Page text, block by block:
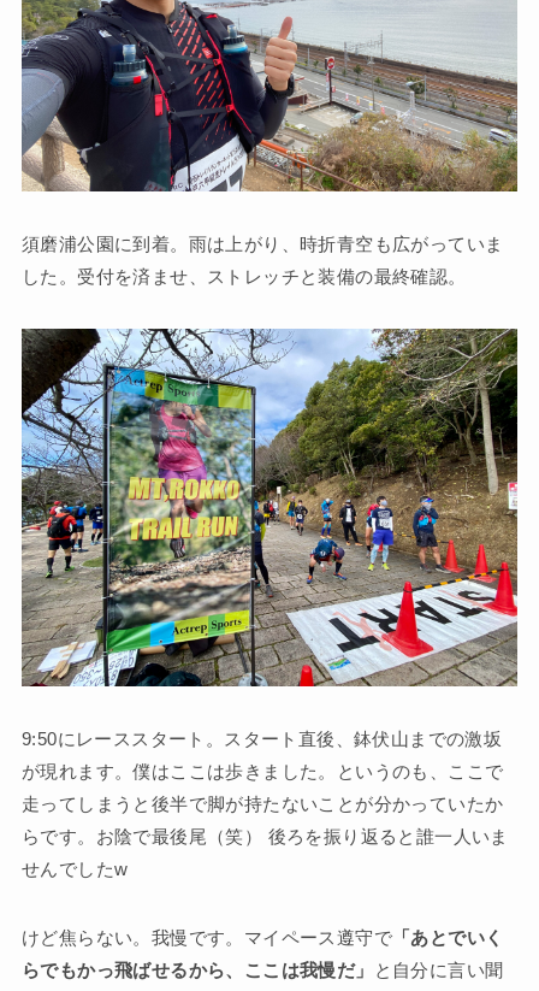
須磨浦公園に到着。雨は上がり、時折青空も広がっていま
した。受付を済ませ、ストレッチと装備の最終確認。
9:50にレーススタート。スタート直後、鉢伏山までの激坂
が現れます。僕はここは歩きました。というのも、ここで
走ってしまうと後半で脚が持たないことが分かっていたか
らです。お陰で最後尾（笑） 後ろを振り返ると誰一人いま
せんでしたw
けど焦らない。我慢です。マイペース遵守で「あとでいく
らでもかっ飛ばせるから、ここは我慢だ」
と自分に言い聞